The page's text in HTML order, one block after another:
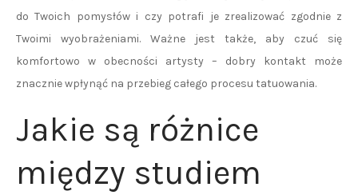
do Twoich pomysłów i czy potrafi je zrealizować zgodnie z
Twoimi wyobrażeniami. Ważne jest także, aby czuć się
komfortowo w obecności artysty – dobry kontakt może
znacznie wpłynąć na przebieg całego procesu tatuowania.
Jakie są różnice
między studiem